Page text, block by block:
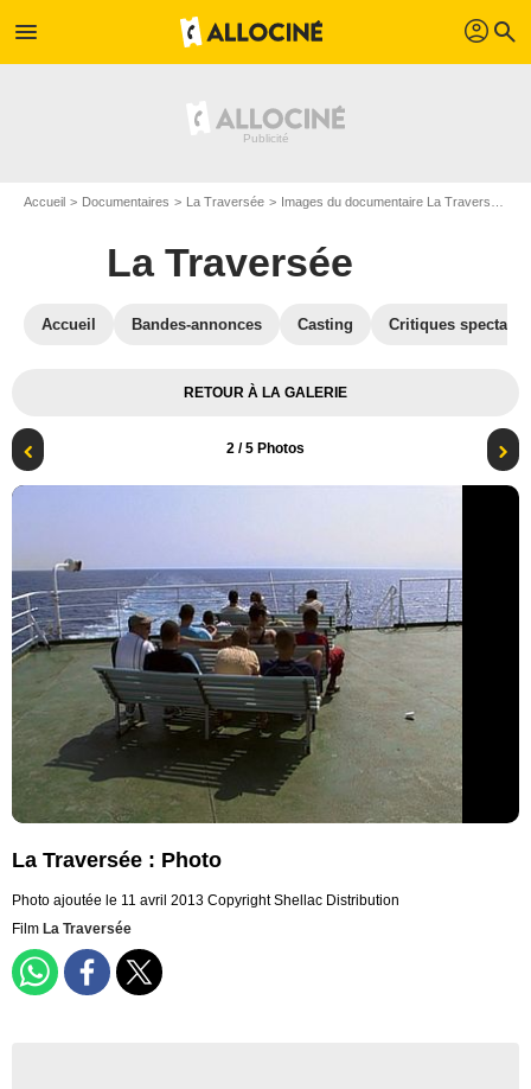
menu profil search
Accueil Documentaires La Traversée Images du documentaire La Traversée
La Traversée
Accueil Bandes-annonces Casting Critiques
RETOUR À LA GALERIE
2 / 5 Photos
La Traversée : Photo
Photo ajoutée le 11 avril 2013 Copyright Shellac Distribution
Film La Traversée